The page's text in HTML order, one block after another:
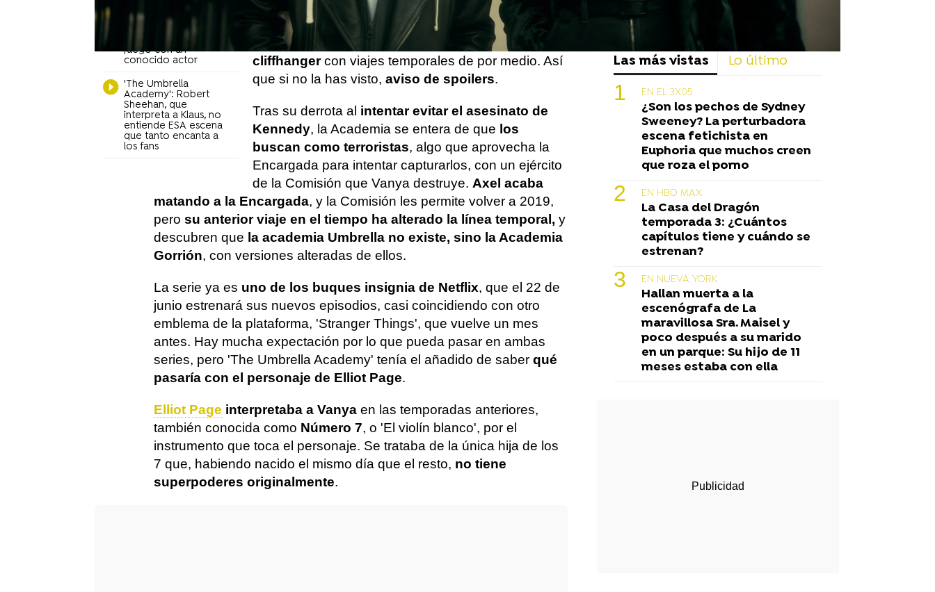
Elliot Page ('The
Umbrella Academy')
juego con un
conocido actor
'The Umbrella
Academy': Robert
Sheehan, que
interpreta a Klaus, no
entiende ESA escena
que tanto encanta a
los fans
nos llegara antes esta tanda de episodios. Aquel
mismo año, un poco antes, se estrenaba la
segunda temporada, que dejaba un importante
cliffhangercon viajes temporales de por medio. Así
que si no la has visto, aviso de spoilers.
Tras su derrota al intentar evitar el asesinato de
Kennedy, la Academia se entera de que los
buscan como terroristas, algo que aprovecha la
Encargada para intentar capturarlos, con un ejército
de la Comisión que Vanya destruye. Axel acaba
matando a la Encargada, y la Comisión les permite volver a 2019,
pero su anterior viaje en el tiempo ha alterado la línea temporal, y
descubren que la academia Umbrella no existe, sino la Academia
Gorrión, con versiones alteradas de ellos.
La serie ya es uno de los buques insignia de Netflix, que el 22 de
junio estrenará sus nuevos episodios, casi coincidiendo con otro
emblema de la plataforma, 'Stranger Things', que vuelve un mes
antes. Hay mucha expectación por lo que pueda pasar en ambas
series, pero 'The Umbrella Academy' tenía el añadido de saber qué
pasaría con el personaje de Elliot Page.
Elliot Page interpretaba a Vanya en las temporadas anteriores,
también conocida como Número 7, o 'El violín blanco', por el
instrumento que toca el personaje. Se trataba de la única hija de los
7 que, habiendo nacido el mismo día que el resto, no tiene
superpoderes originalmente.
Las más vistas Lo último
EN EL 3X05
¿Son los pechos de Sydney
Sweeney? La perturbadora
escena fetichista en
Euphoria que muchos creen
que roza el porno
EN HBO MAX
La Casa del Dragón
temporada 3: ¿Cuántos
capítulos tiene y cuándo se
estrenan?
EN NUEVA YORK
Hallan muerta a la
escenógrafa de La
maravillosa Sra. Maisel y
poco después a su marido
en un parque: Su hijo de 11
meses estaba con ella